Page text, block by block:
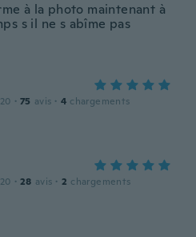
à la photo maintenant à
s il ne s abîme pas
· 75 avis · 4 chargements
· 28 avis · 2 chargements